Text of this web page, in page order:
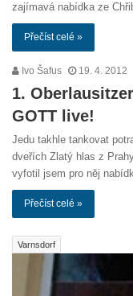
zajímavá nabídka ze
Přečíst celé »
Ivo Šafus 19. 4. 2012
1.
GOTT live!
Jedu takhle tankovat
dveřích Zlatý hlas z
vyfotil jsem pro něj
Přečíst celé »
Varnsdorf